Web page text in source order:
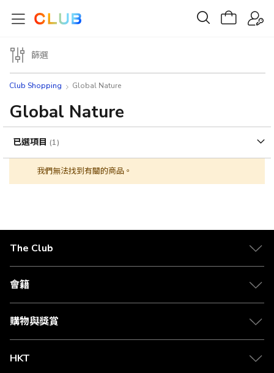
Club Shopping Global Nature
Global Nature
我們無法找到有關的商品。
篩選
已選項目
The Club
關於 The Club
合作夥伴
媒體中心
會籍
會籍及專屬禮遇
賺取積分
購物與獎賞
物流與配送
Club Shopping 商品領取站
HKT